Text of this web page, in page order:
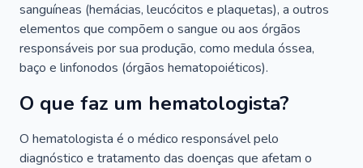
sanguíneas (hemácias, leucócitos e plaquetas), a outros
elementos que compõem o sangue ou aos órgãos
responsáveis por sua produção, como medula óssea,
baço e linfonodos (órgãos hematopoiéticos).
O que faz um hematologista?
O hematologista é o médico responsável pelo
diagnóstico e tratamento das doenças que afetam o